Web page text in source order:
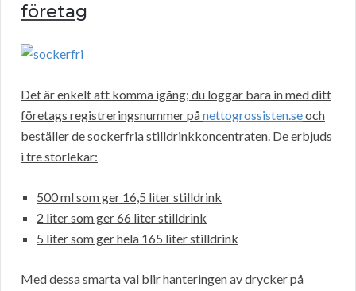
företag
Det är enkelt att komma igång; du loggar bara in med ditt
företags registreringsnummer pånettogrossisten.seoch
beställer de sockerfria stilldrinkkoncentraten. De erbjuds
i tre storlekar:
500 ml som ger 16,5 liter stilldrink
2 liter som ger 66 liter stilldrink
5 liter som ger hela 165 liter stilldrink
Med dessa smarta val blir hanteringen av drycker på